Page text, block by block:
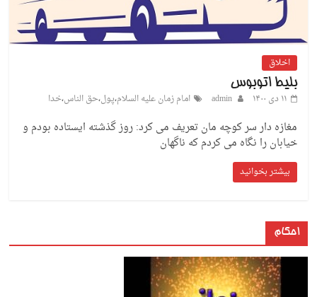
اخلاق
بلیط اتوبوس
۱۱ دی ۱۴۰۰
admin امام زمان علیه السلام،پول،حق الناس،خدا
مغازه دار سر کوچه مان تعریف می کرد: روز گذشته ایستاده بودم و
خیابان را نگاه می کردم که ناگهان
بیشتر بخوانید
احکام